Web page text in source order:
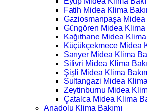
Fatih Midea Klima
Gaziosmanpaşa Midea
Güngören Midea Klima
Kağıthane Midea Klima
Küçükçekmece Midea
Sarıyer Midea Klima
Silivri Midea Klima
Şişli Midea Klima
Sultangazi Midea Klima
Zeytinburnu Midea
Çatalca Midea Klima
Anadolu Klima Bakımı